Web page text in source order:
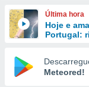
e
forma
digital
Última hora
Hoje e
Portugal:
Meteored!